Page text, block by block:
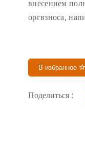
внесением
оргвзноса,
В избранное
Поделиться :